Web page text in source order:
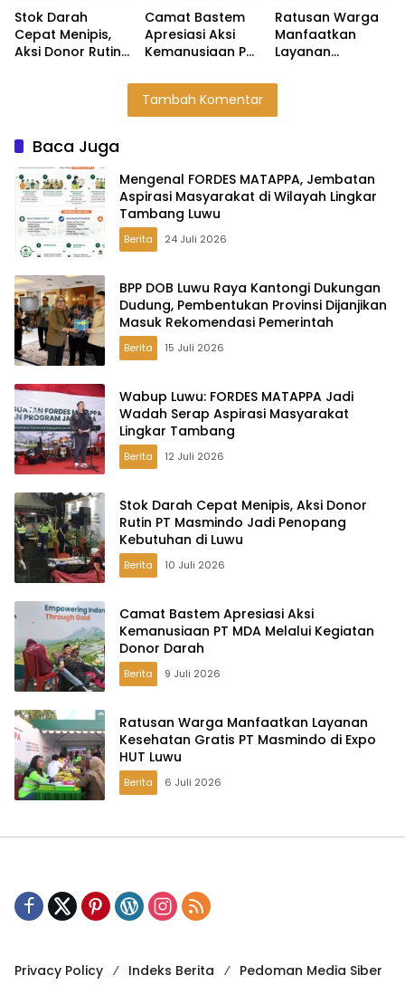
Stok Darah
Cepat Menipis,
Aksi Donor Rutin
Camat Bastem
Apresiasi Aksi
Kemanusiaan PT
Kegiatan Donor
Darah
Ratusan Warga
Manfaatkan
Layanan
PT Masmindo di
Tambah Komentar
Baca Juga
Mengenal FORDES MATAPPA, Jembatan
Aspirasi Masyarakat di Wilayah Lingkar
Tambang Luwu
Berita 24 Juli 2026
BPP DOB Luwu Raya Kantongi Dukungan
Dudung, Pembentukan Provinsi Dijanjikan
Masuk Rekomendasi Pemerintah
Berita 15 Juli 2026
Wabup Luwu: FORDES MATAPPA Jadi
Wadah Serap Aspirasi Masyarakat
Lingkar Tambang
Berita 12 Juli 2026
Stok Darah Cepat Menipis, Aksi Donor
Rutin PT Masmindo Jadi Penopang
Kebutuhan di Luwu
Berita 10 Juli 2026
Camat Bastem Apresiasi Aksi
Kemanusiaan PT MDA Melalui Kegiatan
Donor Darah
Berita 9 Juli 2026
Ratusan Warga Manfaatkan Layanan
Kesehatan Gratis PT Masmindo di Expo
HUT Luwu
Berita 6 Juli 2026
Privacy Policy Indeks Berita Pedoman Media Siber